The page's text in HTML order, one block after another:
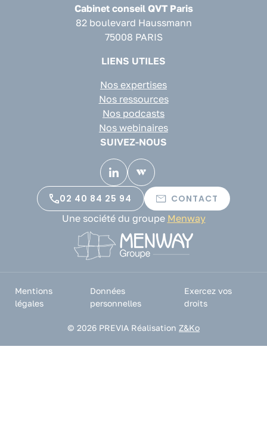
Cabinet conseil QVT Paris
82 boulevard Haussmann
75008 PARIS
LIENS UTILES
Nos expertises
Nos ressources
Nos podcasts
Nos webinaires
SUIVEZ-NOUS
02 40 84 25 94
CONTACT
Une société du groupe Menway
Mentions
légales
Données
personnelles
Exercez vos
droits
© 2026 PREVIA Réalisation Z&Ko